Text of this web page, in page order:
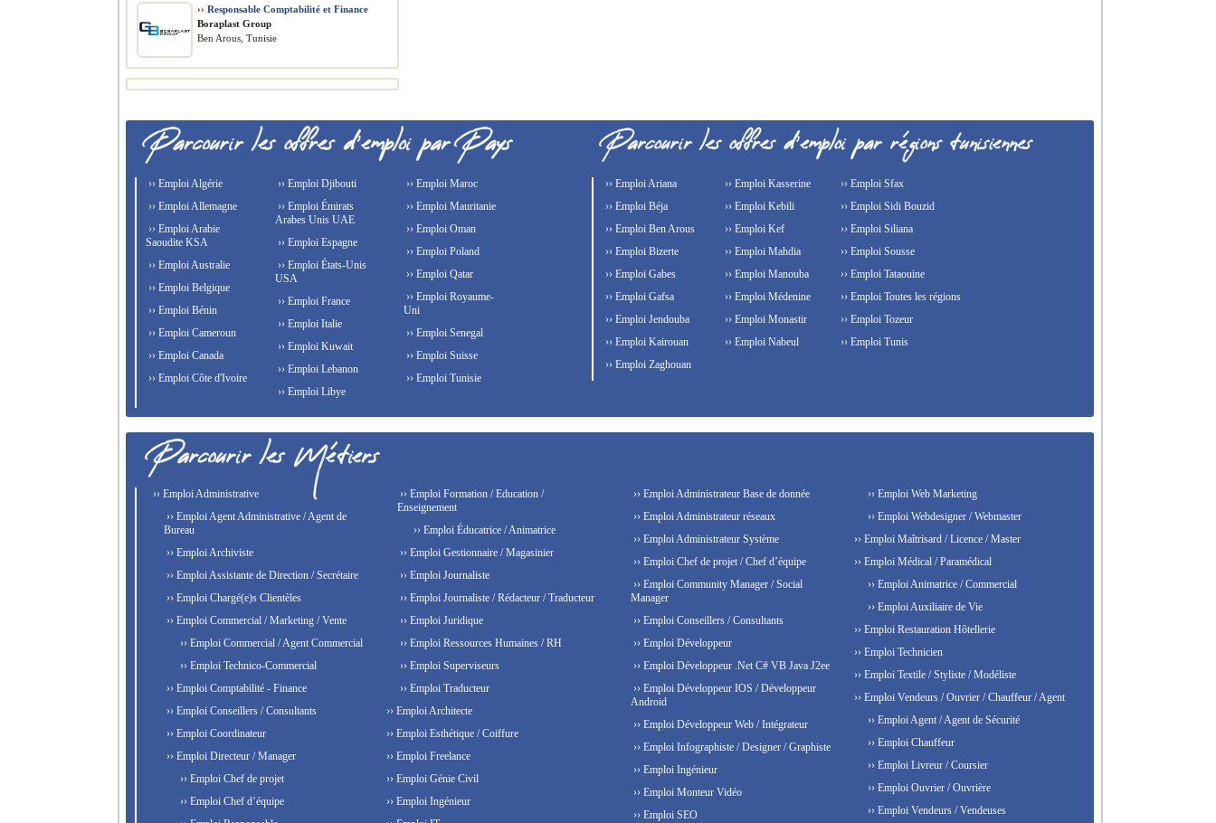
›› Responsable Comptabilité et Finance
Boraplast Group
Ben Arous, Tunisie
›› Emploi Algérie
›› Emploi Allemagne
›› Emploi Arabie
Saoudite KSA
›› Emploi Australie
›› Emploi Belgique
›› Emploi Bénin
›› Emploi Cameroun
›› Emploi Canada
›› Emploi Côte d'Ivoire
›› Emploi Djibouti
›› Emploi Émirats
Arabes Unis UAE
›› Emploi Espagne
›› Emploi États-Unis
USA
›› Emploi France
›› Emploi Italie
›› Emploi Kuwait
›› Emploi Lebanon
›› Emploi Libye
›› Emploi Maroc
›› Emploi Mauritanie
›› Emploi Oman
›› Emploi Poland
›› Emploi Qatar
›› Emploi Royaume-
Uni
›› Emploi Senegal
›› Emploi Suisse
›› Emploi Tunisie
›› Emploi Ariana
›› Emploi Béja
›› Emploi Ben Arous
›› Emploi Bizerte
›› Emploi Gabes
›› Emploi Gafsa
›› Emploi Jendouba
›› Emploi Kairouan
›› Emploi Kasserine
›› Emploi Kebili
›› Emploi Kef
›› Emploi Mahdia
›› Emploi Manouba
›› Emploi Médenine
›› Emploi Monastir
›› Emploi Nabeul
›› Emploi Sfax
›› Emploi Sidi Bouzid
›› Emploi Siliana
›› Emploi Sousse
›› Emploi Tataouine
›› Emploi Toutes les régions
›› Emploi Tozeur
›› Emploi Tunis
›› Emploi Zaghouan
›› Emploi Administrative
›› Emploi Agent Administrative / Agent de
Bureau
›› Emploi Archiviste
›› Emploi Assistante de Direction / Secrétaire
›› Emploi Chargé(e)s Clientèles
›› Emploi Commercial / Marketing / Vente
›› Emploi Commercial / Agent Commercial
›› Emploi Technico-Commercial
›› Emploi Comptabilité - Finance
›› Emploi Conseillers / Consultants
›› Emploi Coordinateur
›› Emploi Directeur / Manager
›› Emploi Chef de projet
›› Emploi Chef d’équipe
›› Emploi Formation / Education /
Enseignement
›› Emploi Éducatrice / Animatrice
›› Emploi Gestionnaire / Magasinier
›› Emploi Journaliste
›› Emploi Journaliste / Rédacteur / Traducteur
›› Emploi Juridique
›› Emploi Ressources Humaines / RH
›› Emploi Superviseurs
›› Emploi Traducteur
›› Emploi Architecte
›› Emploi Esthétique / Coiffure
›› Emploi Freelance
›› Emploi Génie Civil
›› Emploi Ingénieur
›› Emploi Administrateur Base de donnée
›› Emploi Administrateur réseaux
›› Emploi Administrateur Système
›› Emploi Chef de projet / Chef d’équipe
›› Emploi Community Manager / Social
Manager
›› Emploi Conseillers / Consultants
›› Emploi Développeur
›› Emploi Développeur .Net C# VB Java J2ee
›› Emploi Développeur IOS / Développeur
Android
›› Emploi Développeur Web / Intégrateur
›› Emploi Infographiste / Designer / Graphiste
›› Emploi Ingénieur
›› Emploi Monteur Vidéo
›› Emploi SEO
›› Emploi Web Marketing
›› Emploi Webdesigner / Webmaster
›› Emploi Maîtrisard / Licence / Master
›› Emploi Médical / Paramédical
›› Emploi Animatrice / Commercial
›› Emploi Auxiliaire de Vie
›› Emploi Restauration Hôtellerie
›› Emploi Technicien
›› Emploi Textile / Styliste / Modéliste
›› Emploi Vendeurs / Ouvrier / Chauffeur / Agent
›› Emploi Agent / Agent de Sécurité
›› Emploi Chauffeur
›› Emploi Livreur / Coursier
›› Emploi Ouvrier / Ouvrière
›› Emploi Vendeurs / Vendeuses